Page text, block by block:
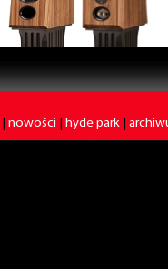
nowości hyde park